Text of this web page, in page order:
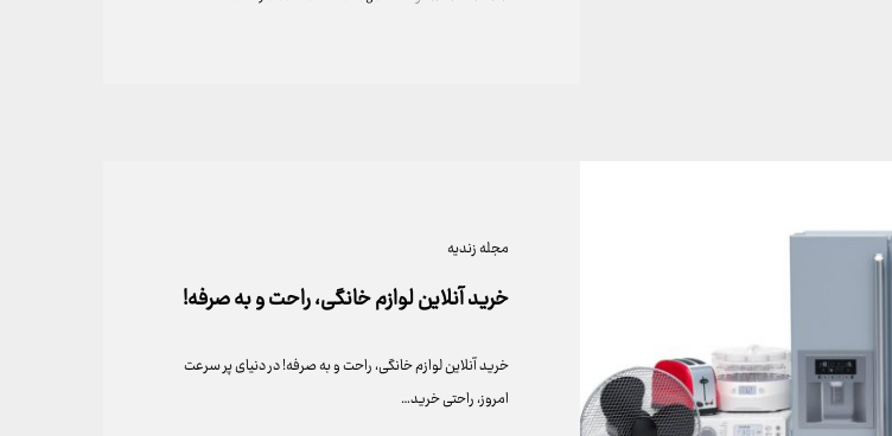
مجله زندیه
خرید آنلاین لوازم خانگی، راحت و به صرفه!
خرید آنلاین لوازم خانگی، راحت و به صرفه! در دنیای پر سرعت
امروز، راحتی خرید…